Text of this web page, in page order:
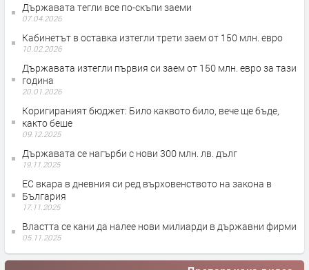
Държавата тегли все по-скъпи заеми
07.04.2026
Кабинетът в оставка изтегли трети заем от 150 млн. евро
10.02.2026
Държавата изтегли първия си заем от 150 млн. евро за тази
година
20.01.2026
Коригираният бюджет: Било каквото било, вече ще бъде,
както беше
09.12.2025
Държавата се нагърби с нови 300 млн. лв. дълг
19.11.2025
ЕС вкара в дневния си ред върховенството на закона в
България
17.11.2025
Властта се кани да налее нови милиарди в държавни фирми
05.11.2025